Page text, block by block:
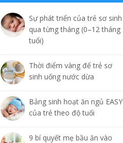
Sự phát triển của trẻ sơ sinh
qua từng tháng (0–12 tháng
tuổi)
Thời điểm vàng để trẻ sơ
sinh uống nước dừa
Bảng sinh hoạt ăn ngủ EASY
của trẻ theo độ tuổi
9 bí quyết mẹ bầu ăn vào